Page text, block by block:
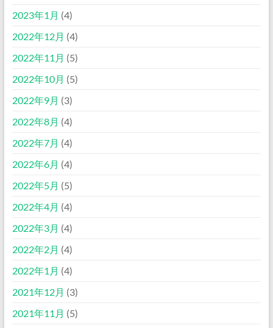
2023年1月 (4)
2022年12月 (4)
2022年11月 (5)
2022年10月 (5)
2022年9月 (3)
2022年8月 (4)
2022年7月 (4)
2022年6月 (4)
2022年5月 (5)
2022年4月 (4)
2022年3月 (4)
2022年2月 (4)
2022年1月 (4)
2021年12月 (3)
2021年11月 (5)